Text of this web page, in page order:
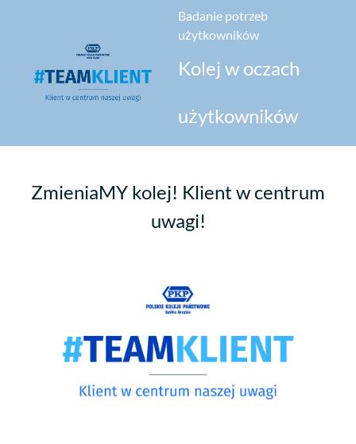
Badanie potrzeb
użytkowników
Kolej w oczach
użytkowników
ZmieniaMY kolej! Klient w centrum
uwagi!